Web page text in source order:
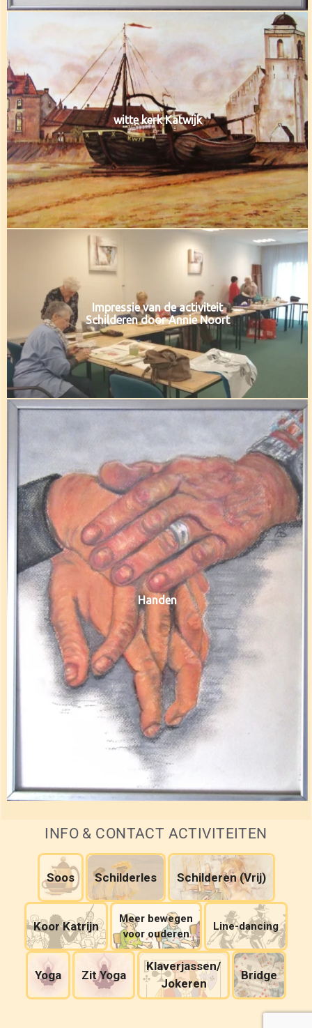
witte kerk Katwijk
Impressie van de activiteit
Schilderen door Annie Noort
Handen
INFO & CONTACT ACTIVITEITEN
Soos Schilderles Schilderen (Vrij)
Koor Katrijn
Meer bewegen
voor ouderen
Line-dancing
Yoga Zit Yoga
Klaverjassen/
Jokeren
Bridge